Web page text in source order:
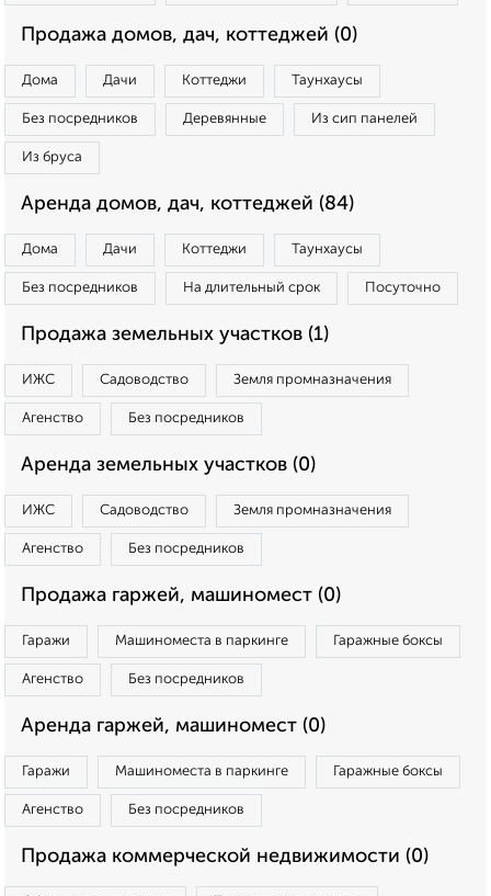
Продажа домов, дач, коттеджей (0)
Дома Дачи Коттеджи Таунхаусы
Без посредников Деревянные Из сип панелей
Из бруса
Аренда домов, дач, коттеджей (84)
Дома Дачи Коттеджи Таунхаусы
Без посредников На длительный срок Посуточно
Продажа земельных участков (1)
ИЖС Садоводство Земля промназначения
Агенство Без посредников
Аренда земельных участков (0)
ИЖС Садоводство Земля промназначения
Агенство Без посредников
Продажа гаржей, машиномест (0)
Гаражи Машиноместа в паркинге Гаражные боксы
Агенство Без посредников
Аренда гаржей, машиномест (0)
Гаражи Машиноместа в паркинге Гаражные боксы
Агенство Без посредников
Продажа коммерческой недвижимости (0)